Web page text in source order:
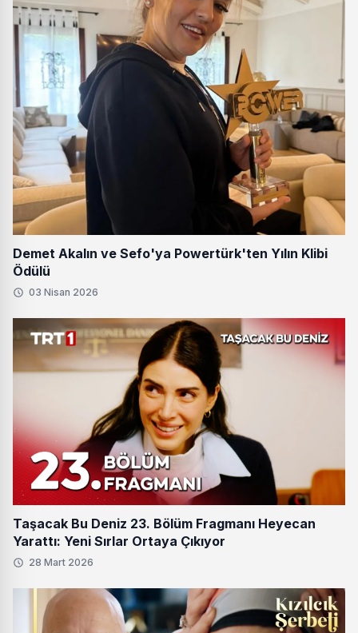
Demet Akalın ve Sefo'ya Powertürk'ten Yılın Klibi
Ödülü
03 Nisan 2026
Taşacak Bu Deniz 23. Bölüm Fragmanı Heyecan
Yarattı: Yeni Sırlar Ortaya Çıkıyor
28 Mart 2026